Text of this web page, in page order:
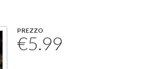
PREZZO
€5.99